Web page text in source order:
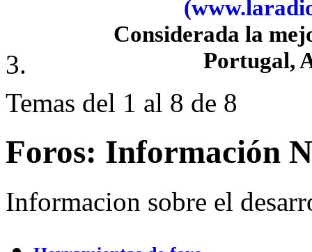
Considerada la
Portugal,
Temas del 1 al 8 de 8
Foros: Información
Informacion sobre el